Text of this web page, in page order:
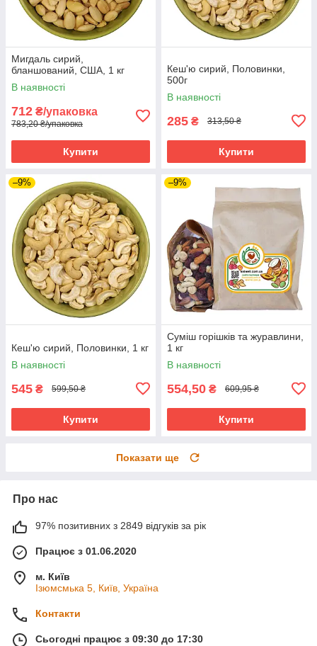
Мигдаль сирий,
бланшований, США, 1 кг
В наявності
712 ₴/упаковка
783,20 ₴/упаковка
Купити
Кеш'ю сирий, Половинки,
500г
В наявності
285 ₴ 313,50 ₴
Купити
–9%
Кеш'ю сирий, Половинки, 1 кг
В наявності
545 ₴ 599,50 ₴
Купити
–9%
Суміш горішків та журавлини,
1 кг
В наявності
554,50 ₴ 609,95 ₴
Купити
Показати ще
Про нас
97% позитивних з 2849 відгуків за рік
Працює з 01.06.2020
м. Київ
Ізюмсмька 5, Київ, Україна
Контакти
Сьогодні працює з 09:30 до 17:30